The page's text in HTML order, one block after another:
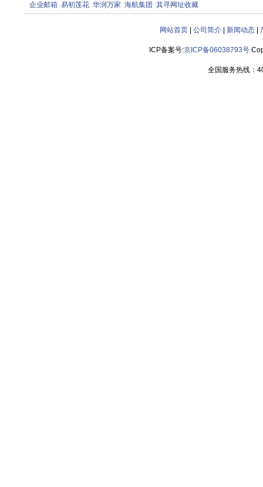
企业邮箱 易初莲花 华润万家 海航集团 其寻网址收藏
网站首页| 公司简介| 新闻动态|
ICP备案号:京ICP备06038793号
全国服务热线：